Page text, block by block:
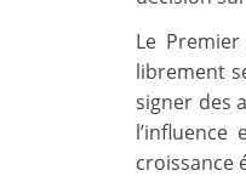
Le
librement
signer des
croissance